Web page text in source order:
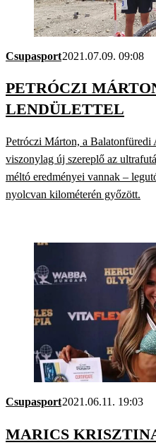
Csupasport2021.07.09. 09:08
PETRÓCZI
LENDÜLETTEL
Petróczi Márton, a
viszonylag új szereplő az
méltó eredményei vannak –
nyolcvan kilométerén győzött.
Csupasport2021.06.11. 19:03
MARICS